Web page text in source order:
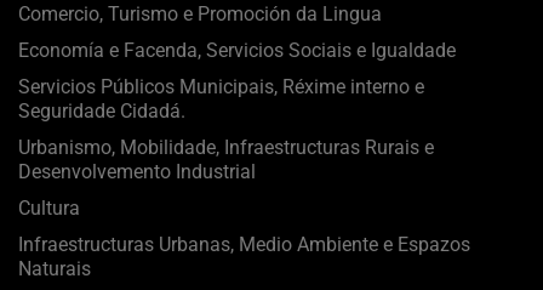
Comercio, Turismo e Promoción da Lingua
Economía e Facenda, Servicios Sociais e Igualdade
Servicios Públicos Municipais, Réxime interno e
Seguridade Cidadá.
Urbanismo, Mobilidade, Infraestructuras Rurais e
Desenvolvemento Industrial
Cultura
Infraestructuras Urbanas, Medio Ambiente e Espazos
Naturais